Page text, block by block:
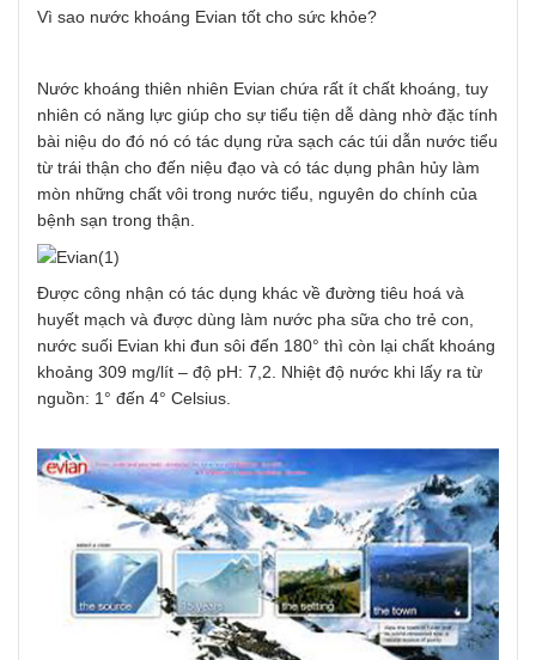
Vì sao nước khoáng Evian tốt cho sức khỏe?
Nước khoáng thiên nhiên Evian chứa rất ít chất khoáng, tuy
nhiên có năng lực giúp cho sự tiểu tiện dễ dàng nhờ đặc tính
bài niệu do đó nó có tác dụng rửa sạch các túi dẫn nước tiểu
từ trái thận cho đến niệu đạo và có tác dụng phân hủy làm
mòn những chất vôi trong nước tiểu, nguyên do chính của
bệnh sạn trong thận.
Được công nhận có tác dụng khác về đường tiêu hoá và
huyết mạch và được dùng làm nước pha sữa cho trẻ con,
nước suối Evian khi đun sôi đến 180° thì còn lại chất khoáng
khoảng 309 mg/lít – độ pH: 7,2. Nhiệt độ nước khi lấy ra từ
nguồn: 1° đến 4° Celsius.